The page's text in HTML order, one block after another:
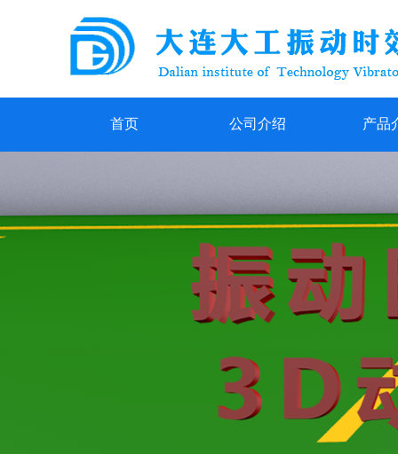
首页 公司介绍 产品